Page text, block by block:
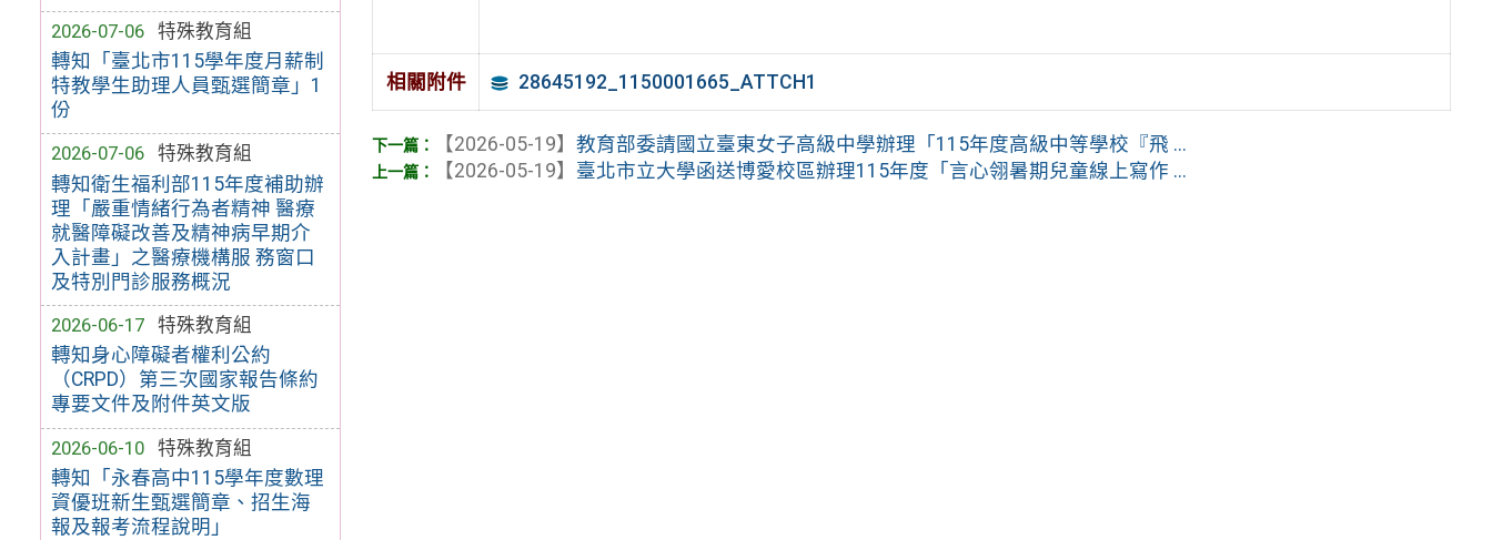
2026-07-06
特殊教育組
轉知「臺北市115學年度月薪制
特教學生助理人員甄選簡章」1
份
2026-07-06
特殊教育組
轉知衛生福利部115年度補助辦
理「嚴重情緒行為者精神 醫療
就醫障礙改善及精神病早期介
入計畫」之醫療機構服 務窗口
及特別門診服務概況
2026-06-17
特殊教育組
轉知身心障礙者權利公約
（CRPD）第三次國家報告條約
專要文件及附件英文版
2026-06-10
特殊教育組
轉知「永春高中115學年度數理
資優班新生甄選簡章、招生海
報及報考流程說明」
相關附件 28645192_1150001665_ATTCH1
【2026-05-19】教育部委請國立臺東女子高級中學辦理「115年度高級中等學校『飛 ...
【2026-05-19】 臺北市立大學函送博愛校區辦理115年度「言心翎暑期兒童線上寫作 ...